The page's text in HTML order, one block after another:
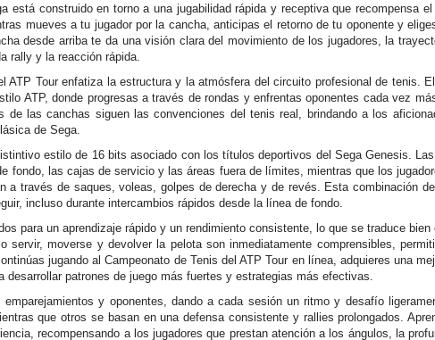
está construido en torno a una jugabilidad rápida y receptiva que recompensa
mueves a tu jugador por la cancha, anticipas el retorno de tu oponente y
desde arriba te da una visión clara del movimiento de los jugadores, la
rally y la reacción rápida.
ATP Tour enfatiza la estructura y la atmósfera del circuito profesional de tenis.
ATP, donde progresas a través de rondas y enfrentas oponentes cada vez
de las canchas siguen las convenciones del tenis real, brindando a los
de Sega.
estilo de 16 bits asociado con los títulos deportivos del Sega Genesis.
fondo, las cajas de servicio y las áreas fuera de límites, mientras que los
a través de saques, voleas, golpes de derecha y de revés. Esta combinación
incluso durante intercambios rápidos desde la línea de fondo.
para un aprendizaje rápido y un rendimiento consistente, lo que se traduce bien
servir, moverse y devolver la pelota son inmediatamente comprensibles,
jugando al Campeonato de Tenis del ATP Tour en línea, adquieres una
desarrollar patrones de juego más fuertes y estrategias más efectivas.
y oponentes, dando a cada sesión un ritmo y desafío
que otros se basan en una defensa consistente y rallies prolongados.
recompensando a los jugadores que prestan atención a los ángulos, la